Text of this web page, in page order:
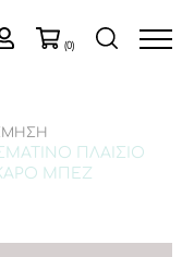
(0)
ΠΛΑΙΣΙΟ
ΚΑΡΟ ΜΠΕΖ